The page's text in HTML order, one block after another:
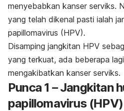
menyebabkan kanser serviks.
yang telah dikenal pasti ialah
papillomavirus (HPV).
Disamping jangkitan HPV
yang terkuat, ada beberapa
mengakibatkan kanser serviks.
Punca 1 – Jangkitan
papillomavirus (HPV)